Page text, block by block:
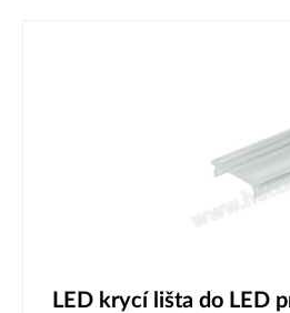
LED krycí lišta do LED